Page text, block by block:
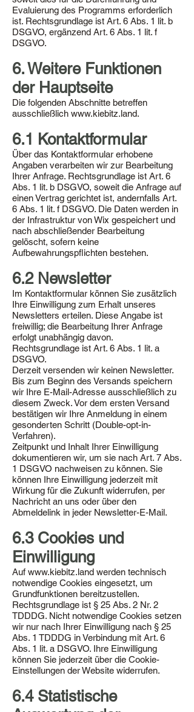
Evaluierung des Programms erforderlich
ist. Rechtsgrundlage ist Art. 6 Abs. 1 lit. b
DSGVO, ergänzend Art. 6 Abs. 1 lit. f
DSGVO.
6. Weitere Funktionen
der Hauptseite
Die folgenden Abschnitte betreffen
ausschließlich www.kiebitz.land.
6.1 Kontaktformular
Über das Kontaktformular erhobene
Angaben verarbeiten wir zur Bearbeitung
Ihrer Anfrage. Rechtsgrundlage ist Art. 6
Abs. 1 lit. b DSGVO, soweit die Anfrage auf
einen Vertrag gerichtet ist, andernfalls Art.
6 Abs. 1 lit. f DSGVO. Die Daten werden in
der Infrastruktur von Wix gespeichert und
nach abschließender Bearbeitung
gelöscht, sofern keine
Aufbewahrungspflichten bestehen.
6.2 Newsletter
Im Kontaktformular können Sie zusätzlich
Ihre Einwilligung zum Erhalt unseres
Newsletters erteilen. Diese Angabe ist
freiwillig; die Bearbeitung Ihrer Anfrage
erfolgt unabhängig davon.
Rechtsgrundlage ist Art. 6 Abs. 1 lit. a
DSGVO.
Derzeit versenden wir keinen Newsletter.
Bis zum Beginn des Versands speichern
wir Ihre E-Mail-Adresse ausschließlich zu
diesem Zweck. Vor dem ersten Versand
bestätigen wir Ihre Anmeldung in einem
gesonderten Schritt (Double-opt-in-
Verfahren).
Zeitpunkt und Inhalt Ihrer Einwilligung
dokumentieren wir, um sie nach Art. 7 Abs.
1 DSGVO nachweisen zu können. Sie
können Ihre Einwilligung jederzeit mit
Wirkung für die Zukunft widerrufen, per
Nachricht an uns oder über den
Abmeldelink in jeder Newsletter-E-Mail.
6.3 Cookies und
Einwilligung
Auf www.kiebitz.land werden technisch
notwendige Cookies eingesetzt, um
Grundfunktionen bereitzustellen.
Rechtsgrundlage ist § 25 Abs. 2 Nr. 2
TDDDG. Nicht notwendige Cookies setzen
wir nur nach Ihrer Einwilligung nach § 25
Abs. 1 TDDDG in Verbindung mit Art. 6
Abs. 1 lit. a DSGVO. Ihre Einwilligung
können Sie jederzeit über die Cookie-
Einstellungen der Website widerrufen.
6.4 Statistische